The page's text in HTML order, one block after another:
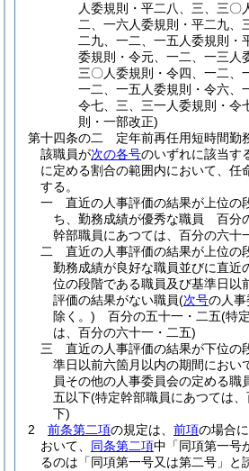
人委規則・平二八、三、三〇
二、一六人委規則・平二九、
二九、一二、一五人委規則・
委規則・令元、一二、一三人
三〇人委規則・令四、一二、
一二、一五人委規則・令六、
令七、三、三一人委規則・令
則・一部改正)
第十四条の二
定年前再任用短時間勤
該職員が次の各号のいずれに該当す
に定める割合の範囲内において、任
する。
一
直近の人事評価の結果が上位の
ち、勤務成績が優秀な職員 百分
幹部職員にあつては、百分の六十
二
直近の人事評価の結果が上位の
勤務成績が良好な職員並びに直近
位の段階である職員及び基準日以
評価の結果がない職員(次号の人
除く。) 百分の五十一・二五(特
は、百分の六十一・二五)
三
直近の人事評価の結果が下位の
準日以前六箇月以内の期間におい
員その他の人事委員会の定める
五以下(特定幹部職員にあつては
下)
2
前条第二項の規定は、 前項の場合に
おいて、 同条第二項中「同項第一号
るのは「同項第一号又は第二号」と